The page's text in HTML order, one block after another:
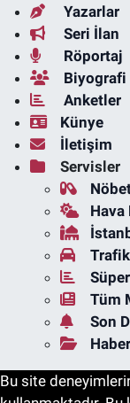
Yazarlar
Seri İlan
Röportaj
Biyografi
Anketler
Künye
İletişim
Servisler
Hava
Tüm
Son
Bu site